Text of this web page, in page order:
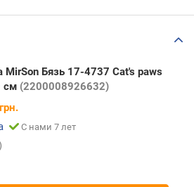
MirSon Бязь 17-4737 Cat's paws
см (2200008926632)
грн.
С нами 7 лет